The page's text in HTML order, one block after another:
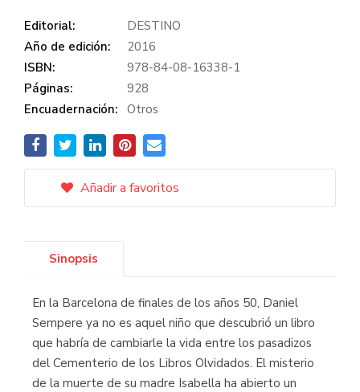
Editorial:
DESTINO
Año de edición:
2016
ISBN:
978-84-08-16338-1
Páginas:
928
Encuadernación: Otros
Añadir a favoritos
Sinopsis
En la Barcelona de finales de los años 50, Daniel
Sempere ya no es aquel niño que descubrió un libro
que habría de cambiarle la vida entre los pasadizos
del Cementerio de los Libros Olvidados. El misterio
de la muerte de su madre Isabella ha abierto un